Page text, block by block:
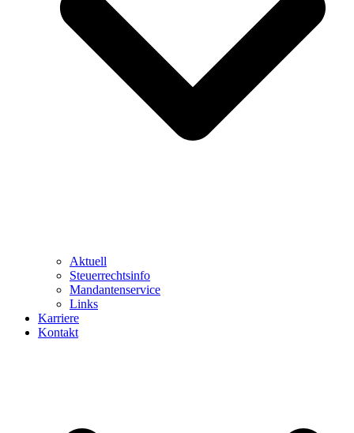
Aktuell
Steuerrechtsinfo
Mandantenservice
Links
Karriere
Kontakt